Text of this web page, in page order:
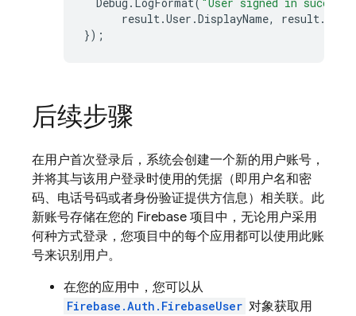
result.User .DisplayName, result.
});
后续步骤
在用户首次登录后，系统会创建一个新的用户账号，
并将其与该用户登录时使用的凭据（即用户名和密
码、电话号码或者身份验证提供方信息）相关联。此
新账号存储在您的 Firebase 项目中，无论用户采用
何种方式登录，您项目中的每个应用都可以使用此账
号来识别用户。
在您的应用中，您可以从
Firebase.Auth.FirebaseUser 对象获取用